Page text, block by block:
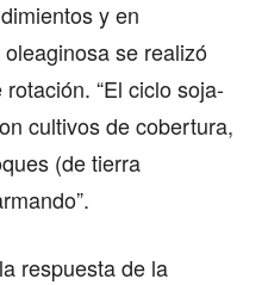
y en
se realizó
“El ciclo soja-
cultivos de cobertura,
(de tierra
respuesta de la